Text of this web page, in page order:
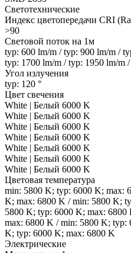
Светотехнические
Индекс цветопередачи CRI
>90
Световой поток на 1м
typ: 600 lm/m / typ: 900 lm/m /
typ: 1700 lm/m / typ: 1950 lm/m
Угол излучения
typ: 120 °
Цвет свечения
White | Белый 6000 K
White | Белый 6000 K
White | Белый 6000 K
White | Белый 6000 K
White | Белый 6000 K
White | Белый 6000 K
White | Белый 6000 K
Цветовая температура
min: 5800 K; typ: 6000 K; max:
K; max: 6800 K / min: 5800 K;
5800 K; typ: 6000 K; max:
max: 6800 K / min: 5800 K; typ:
K; typ: 6000 K; max: 6800 K
Электрические